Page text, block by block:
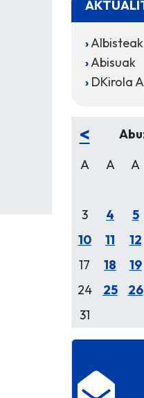
Albisteak
Abisuak
DKirola
<
A A A
3
4 5
10
11 12
17
18 19
24
25 26
31